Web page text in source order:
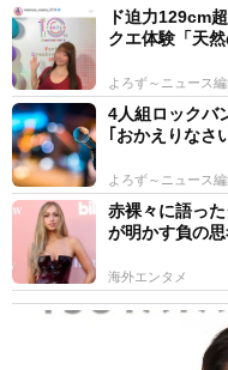
ド迫力129cm
クエ体験「天
よろず～ニュース
4人組ロックバ
｢おかえりなさ
よろず～ニュース
赤裸々に語っ
が明かす負の
海外エンタメ